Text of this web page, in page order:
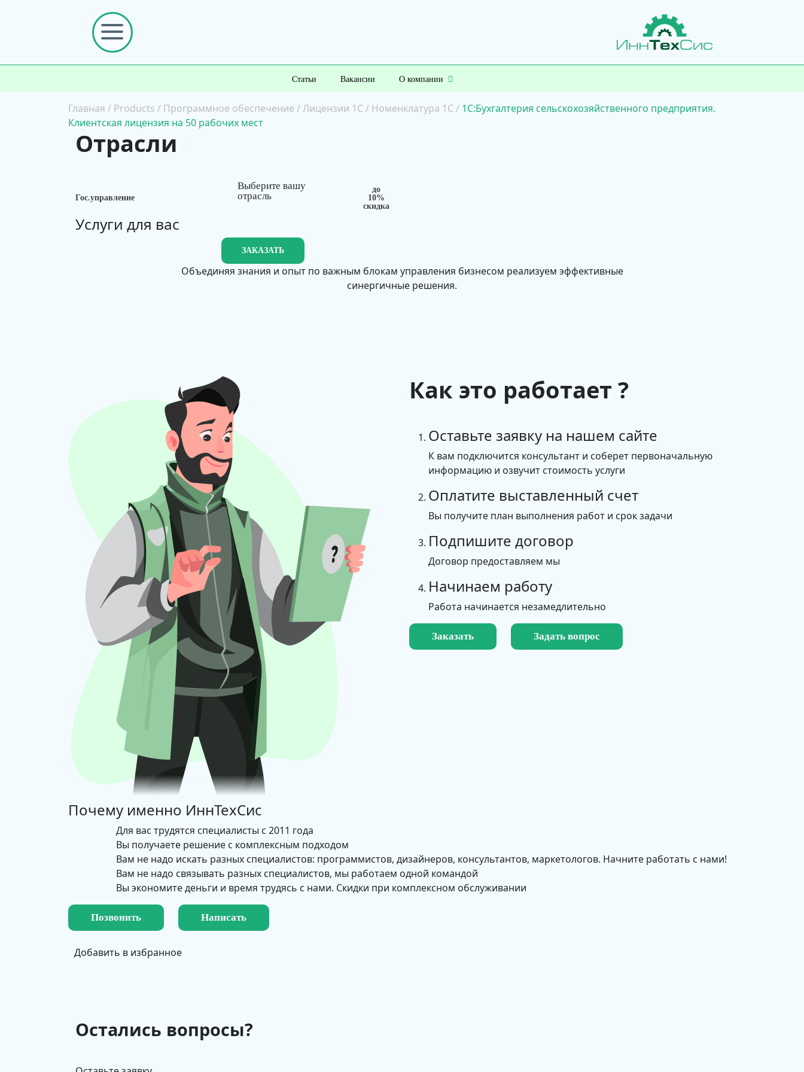
Статьи Вакансии О компании
Главная / Products / Программное обеспечение /Лицензии 1С / Номенклатура 1С / 1С:Бухгалтерия сельскохозяйственного предприятия.
Клиентская лицензия на 50 рабочих мест
Отрасли
Гос.управление
Выберите вашу
отрасль
до
10%
скидка
Услуги для вас
ЗАКАЗАТЬ
Объединяя знания и опыт по важным блокам управления бизнесом реализуем эффективные
синергичные решения.
Как это работает ?
Оставьте заявку на нашем сайте
К вам подключится консультант и соберет первоначальную
информацию и озвучит стоимость услуги
Оплатите выставленный счет
Вы получите план выполнения работ и срок задачи
Подпишите договор
Договор предоставляем мы
Начинаем работу
Работа начинается незамедлительно
Заказать Задать вопрос
Почему именно ИннТехСис
Для вас трудятся специалисты с 2011 года
Вы получаете решение с комплексным подходом
Вам не надо искать разных специалистов: программистов, дизайнеров, консультантов, маркетологов. Начните работать с нами!
Вам не надо связывать разных специалистов, мы работаем одной командой
Вы экономите деньги и время трудясь с нами. Скидки при комплексном обслуживании
Позвонить Написать
Добавить в избранное
Остались вопросы?